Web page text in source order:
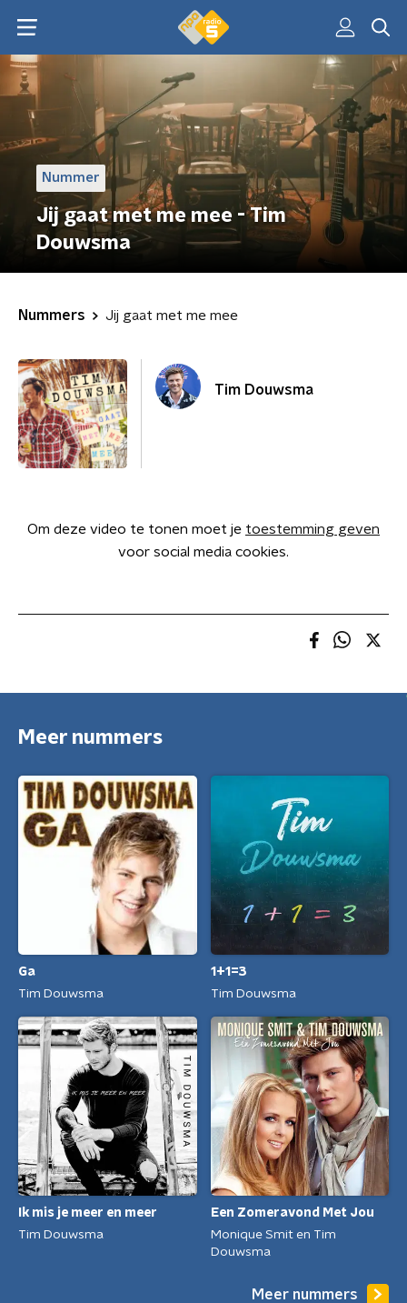
Nummer
Jij gaat met me mee - Tim
Douwsma
Nummers Jij gaat met me mee
Tim Douwsma
Om deze video te tonen moet je toestemming geven
voor social media cookies.
Meer nummers
Ga
Tim Douwsma
1+1=3
Tim Douwsma
Ik mis je meer en meer
Tim Douwsma
Een Zomeravond Met Jou
Monique Smit en Tim
Douwsma
Meer nummers